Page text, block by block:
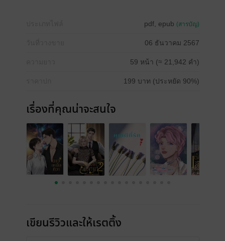
pdf, epub (สารบัญ)
06 ธันวาคม 2567
59 หน้า (≈ 21,942 คำ)
199 บาท (ประหยัด 90%)
เรื่องที่คุณน่าจะสนใจ
เขียนรีวิวและให้เรตติ้ง